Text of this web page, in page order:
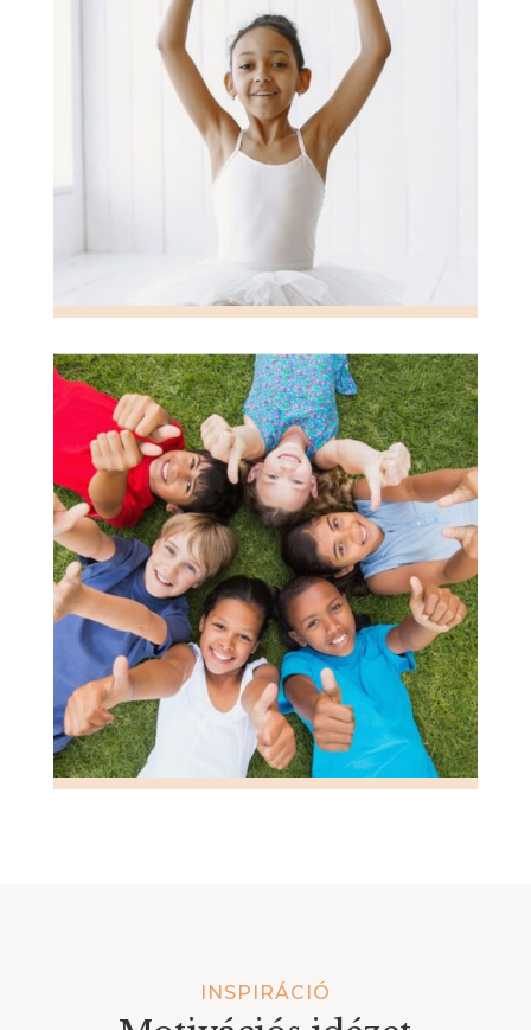
INSPIRÁCIÓ